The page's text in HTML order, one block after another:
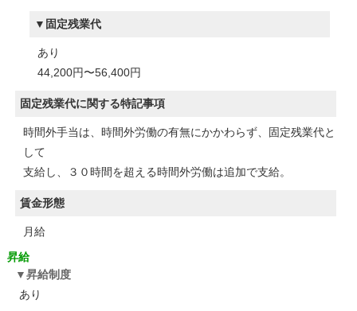
固定残業代
あり
44,200円〜56,400円
固定残業代に関する特記事項
時間外手当は、時間外労働の有無にかかわらず、固定残業代と
して
支給し、３０時間を超える時間外労働は追加で支給。
賃金形態
月給
昇給
昇給制度
あり